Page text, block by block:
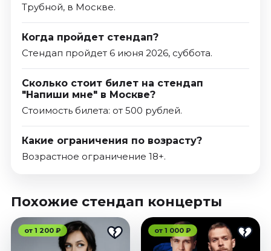
Трубной, в Москве.
Когда пройдет стендап?
Стендап пройдет 6 июня 2026, суббота.
Сколько стоит билет на стендап
"Напиши мне" в Москве?
Стоимость билета: от 500 рублей.
Какие ограничения по возрасту?
Возрастное ограничение 18+.
Похожие стендап концерты
от 1 200 ₽ от 1 000 ₽